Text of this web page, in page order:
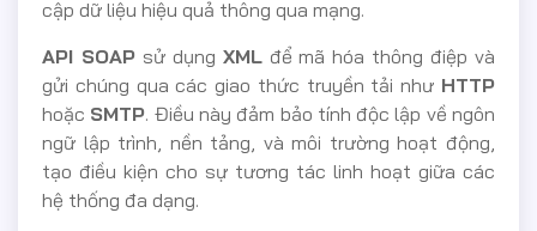
cập dữ liệu hiệu quả thông qua mạng.
API SOAPsử dụng XMLđể mã hóa thông điệp và
gửi chúng qua các giao thức truyền tải như HTTP
hoặc SMTP. Điều này đảm bảo tính độc lập về ngôn
ngữ lập trình, nền tảng, và môi trường hoạt động,
tạo điều kiện cho sự tương tác linh hoạt giữa các
hệ thống đa dạng.